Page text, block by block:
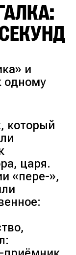
и
одному
который
царя.
«пере-»,